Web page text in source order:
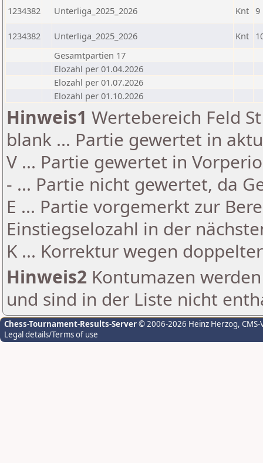
1234382 Unterliga_2025_2026 Knt 9
1234382 Unterliga_2025_2026 Knt
Gesamtpartien 17
Elozahl per 01.04.2026
Elozahl per 01.07.2026
Elozahl per 01.10.2026
Hinweis1 Wertebereich Feld
blank ... Partie gewertet in
V ... Partie gewertet in
- ... Partie nicht gewertet, da
E ... Partie vorgemerkt zur
Einstiegselozahl in der
K ... Korrektur wegen
Hinweis2 Kontumazen
und sind in der Liste nicht
Chess-Tournament-Results-Server© 2006-2026 Heinz Herzog,
Legal details/Terms of use